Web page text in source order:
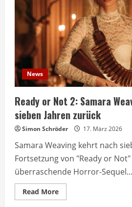
Thuis
verfügbar
News
Ready or Not 2: Samara
sieben Jahren zurück
Simon Schröder 17. März 2026
Samara Weaving kehrt nach
Fortsetzung von "Ready or
überraschende Horror-Sequel...
Read MoreRead
more